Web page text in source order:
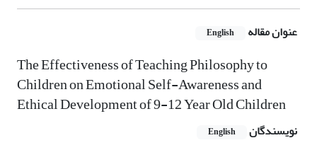
عنوان مقاله English
The Effectiveness of Teaching Philosophy to
Children on Emotional Self-Awareness and
Ethical Development of 9-12 Year Old Children
نویسندگان English